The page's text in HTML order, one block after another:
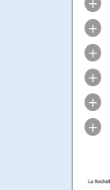
+
+
+
+
+